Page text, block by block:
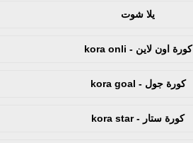
يلا شوت
كورة اون لاين - kora onli
كورة جول - kora goal
كورة ستار - kora star